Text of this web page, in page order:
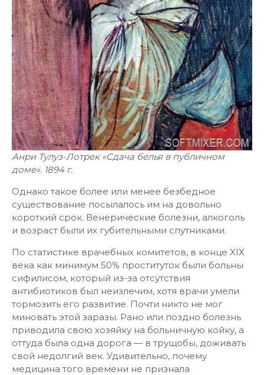
Анри Тулуз-Лотрек «Сдача белья в публичном
доме». 1894 г.
Однако такое более или менее безбедное
существование посылалось им на довольно
короткий срок. Венерические болезни, алкоголь
и возраст были их губительными спутниками.
По статистике врачебных комитетов, в конце XIX
века как минимум 50% проституток были больны
сифилисом, который из-за отсутствия
антибиотиков был неизлечим, хотя врачи умели
тормозить его развитие. Почти никто не мог
миновать этой заразы. Рано или поздно болезнь
приводила свою хозяйку на больничную койку, а
оттуда была одна дорога — в трущобы, доживать
свой недолгий век. Удивительно, почему
медицина того времени не признала